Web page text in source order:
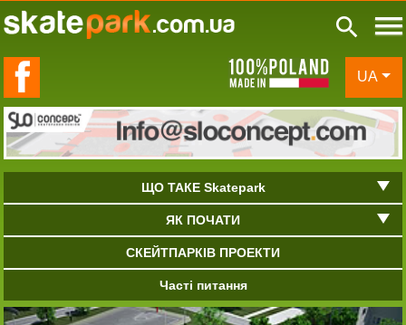
in Poland
UA
ЩО ТАКЕ Skatepark
ЯК ПОЧАТИ
СКЕЙТПАРКІВ ПРОЕКТИ
Часті питання